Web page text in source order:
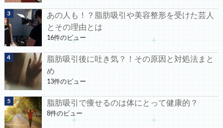
あの人も！？脂肪吸引や美容整形を受けた芸人
とその理由とは
16件のビュー
脂肪吸引後に吐き気？！その原因と対処法まと
め
13件のビュー
脂肪吸引で痩せるのは体にとって健康的？
8件のビュー